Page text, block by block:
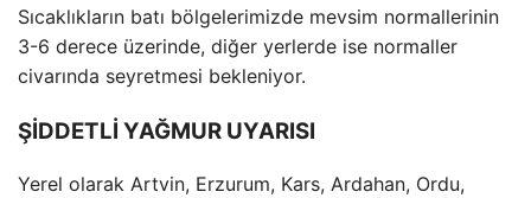
Sıcaklıkların batı bölgelerimizde mevsim normallerinin
3-6 derece üzerinde, diğer yerlerde ise normaller
civarında seyretmesi bekleniyor.
ŞİDDETLİ YAĞMUR UYARISI
Yerel olarak Artvin, Erzurum, Kars, Ardahan, Ordu,